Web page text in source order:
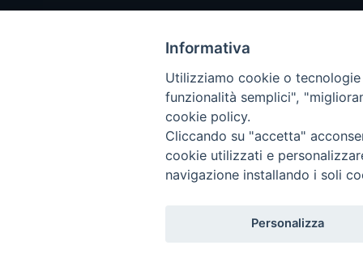
Copyright © 2019 - Tutti i diritti riservati - Vita
Informativa
Utilizziamo cookie o
funzionalità semplici",
cookie policy.
Cliccando su "accetta"
cookie utilizzati e
navigazione installando i soli
Personalizza